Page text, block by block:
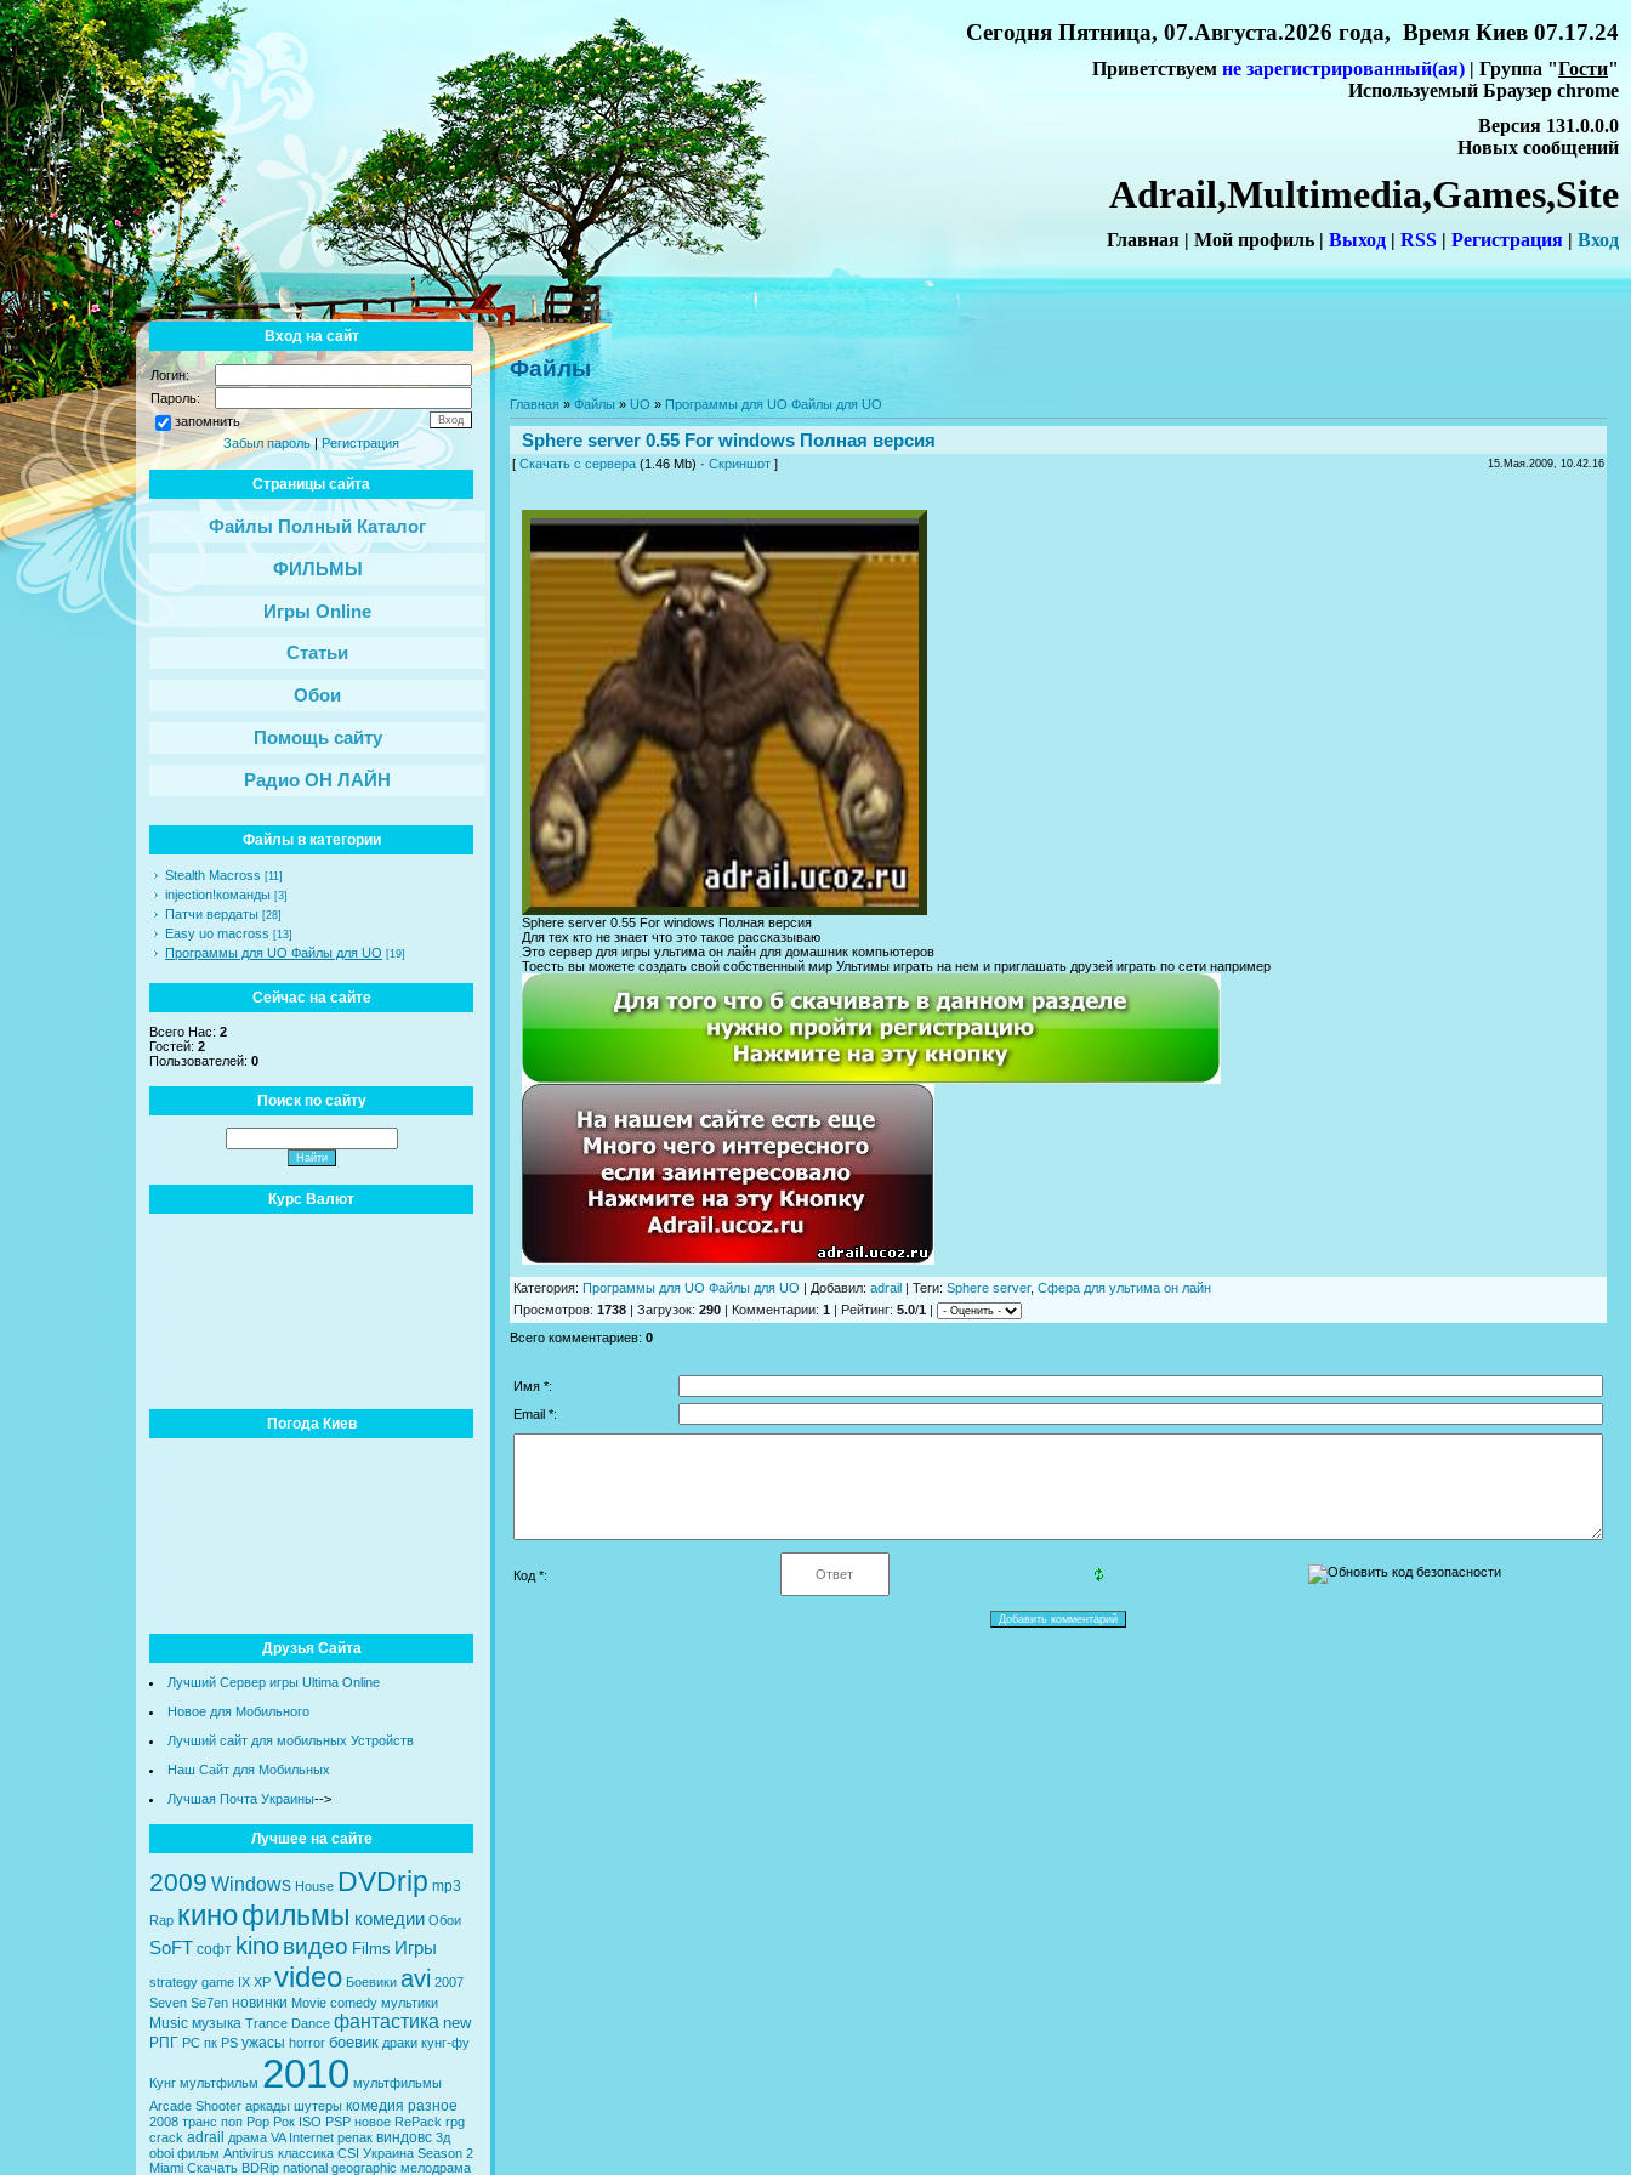
Сегодня Пятница, 07.Августа.2026 года, Время Киев 07.17.24
Приветствуем не зарегистрированный(ая) | Группа "Гости"
Используемый Браузер chrome
Версия 131.0.0.0
Новых сообщений
Adrail,Multimedia,Games,Site
Главная | Мой профиль | Выход | RSS | Регистрация | Вход
Вход на сайт
Логин:
Пароль:
запомнить
Забыл пароль|Регистрация
Страницы сайта
Файлы Полный Каталог
ФИЛЬМЫ
Игры Online
Статьи
Обои
Помощь сайту
Радио ОН ЛАЙН
Файлы в категории
Stealth Macross [11]
injection!команды [3]
Патчи вердаты [28]
Easy uo macross [13]
Программы для UO Файлы для UO [19]
Сейчас на сайте
Всего Нас: 2
Гостей: 2
Пользователей: 0
Поиск по сайту
Курс Валют
Погода Киев
Друзья Сайта
Лучший Сервер игры Ultima Online
Новое для Мобильного
Лучший сайт для мобильных Устройств
Наш Сайт для Мобильных
Лучшая Почта Украины-->
Лучшее на сайте
2009 Windows House DVDrip mp3
Rap кинофильмы комедии Обои
SoFT софт kinoвидео Films Игры
strategy game IX XP video Боевики avi 2007
Seven Se7en новинки Movie comedy мультики
Music музыка Trance Dance фантастика new
РПГ PC пк PS ужасы horror боевик драки кунг-фу
Кунг мультфильм 2010 мультфильмы
Arcade Shooter аркады шутеры комедия разное
2008 транс поп Pop Рок ISO PSP новое RePack rpg
crack adrail драма VA Internet репак виндовс 3д
oboi фильм Antivirus классика CSI Украина Season 2
Miami Скачать BDRip national geographic мелодрама
Файлы
Главная»Файлы» UO » Программы для UO Файлы для UO
Sphere server 0.55 For windows Полная версия
[ Скачать с сервера (1.46 Mb) · Скриншот ] 15.Мая.2009, 10.42.16
Sphere server 0.55 For windows Полная версия
Для тех кто не знает что это такое рассказываю
Это сервер для игры ультима он лайн для домашник компьютеров
Тоесть вы можете создать свой собственный мир Ультимы играть на нем и приглашать друзей играть по сети например
Категория: Программы для UO Файлы для UO | Добавил: adrail | Теги: Sphere server, Сфера для ультима он лайн
Просмотров: 1738 | Загрузок: 290 | Комментарии: 1 | Рейтинг: 5.0/1 |
Всего комментариев: 0
Имя *:
Email *:
Код *: